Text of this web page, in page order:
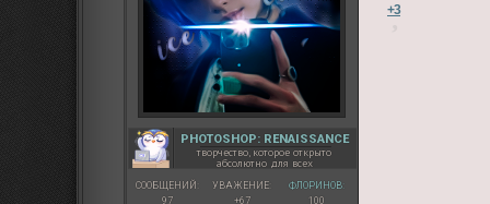
PHOTOSHOP: RENAISSANCE
творчество, которое открыто
абсолютно для всех
СООБЩЕНИЙ:
97
УВАЖЕНИЕ:
+67
ФЛОРИНОВ:
100
+3